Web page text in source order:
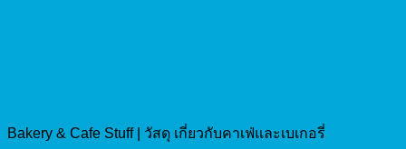
Bakery & Cafe Stuff | วัสดุ เกี่ยวกับคาเฟ่และเบเกอรี่